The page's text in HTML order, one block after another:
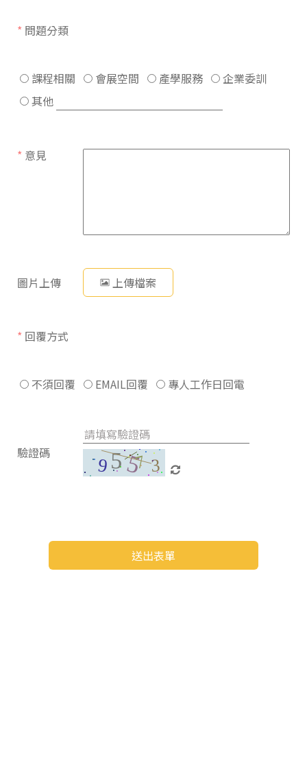
* 問題分類
課程相關 會展空間 產學服務
企業委訓
其他
* 意見
圖片上傳 上傳檔案
* 回覆方式
不須回覆 EMAIL回覆 專人工作日回電
驗證碼
送出表單